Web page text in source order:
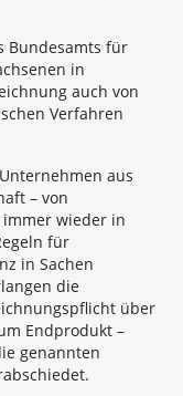
Bundesamts für
in
auch von
Verfahren
aus
– von
wieder in
für
in Sachen
die
über
Endprodukt –
genannten